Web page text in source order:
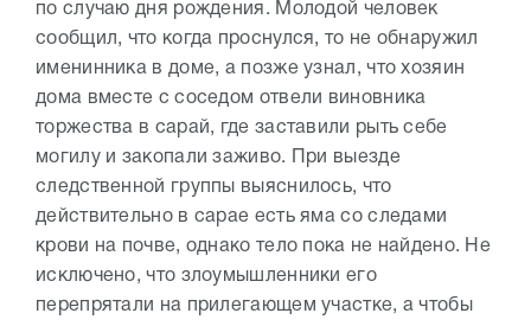
по случаю дня рождения. Молодой человек
сообщил, что когда проснулся, то не обнаружил
именинника в доме, а позже узнал, что хозяин
дома вместе с соседом отвели виновника
торжества в сарай, где заставили рыть себе
могилу и закопали заживо. При выезде
следственной группы выяснилось, что
действительно в сарае есть яма со следами
крови на почве, однако тело пока не найдено. Не
исключено, что злоумышленники его
перепрятали на прилегающем участке, а чтобы